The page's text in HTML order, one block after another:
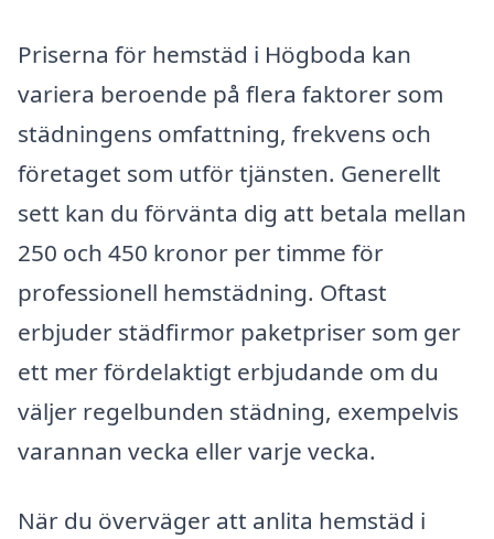
Priserna för hemstäd i Högboda kan
variera beroende på flera faktorer som
städningens omfattning, frekvens och
företaget som utför tjänsten. Generellt
sett kan du förvänta dig att betala mellan
250 och 450 kronor per timme för
professionell hemstädning. Oftast
erbjuder städfirmor paketpriser som ger
ett mer fördelaktigt erbjudande om du
väljer regelbunden städning, exempelvis
varannan vecka eller varje vecka.
När du överväger att anlita hemstäd i